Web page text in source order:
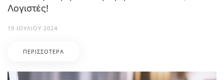
Λογιστές!
19 ΙΟΥΛΊΟΥ 2024
ΠΕΡΙΣΣΌΤΕΡΑ